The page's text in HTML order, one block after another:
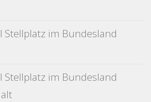
Stellplatz im Bundesland
Stellplatz im Bundesland